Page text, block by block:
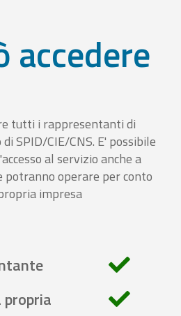
accedere
tutti i rappresentanti di
SPID/CIE/CNS. E' possibile
al servizio anche a
potranno operare per conto
impresa
propria